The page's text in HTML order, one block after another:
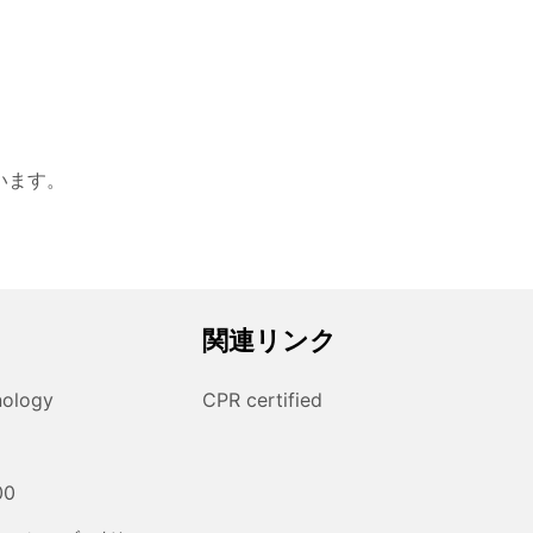
す。
関連リンク
CPR certified